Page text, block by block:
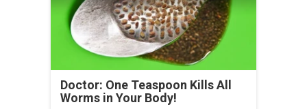
Doctor: One Teaspoon Kills All
Worms in Your Body!